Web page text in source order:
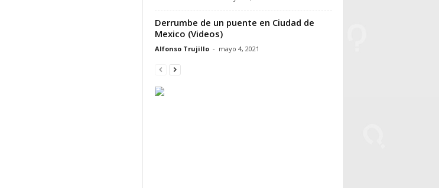
Derrumbe de un puente en Ciudad de
Mexico (Videos)
Alfonso Trujillo - mayo 4, 2021